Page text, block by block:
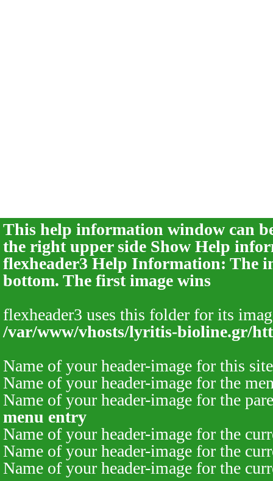
This help information window can
the right upper side Show Help
flexheader3 Help Information: The
bottom. The first image wins
flexheader3 uses this folder for its
/var/www/vhosts/lyritis-bioline.gr/
Name of your header-image for this site
Name of your header-image for the
Name of your header-image for the
menu entry
Name of your header-image for the
Name of your header-image for the
Name of your header-image for the